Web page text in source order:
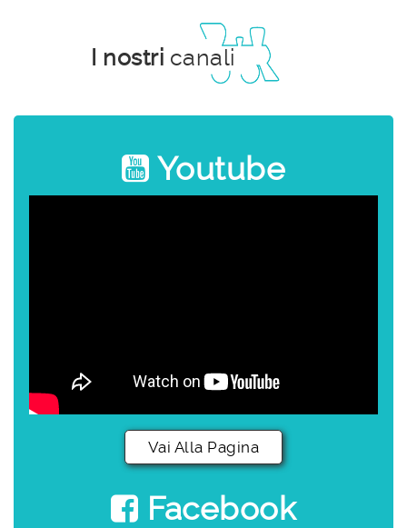
I nostri canali
Youtube
Vai Alla Pagina
Facebook